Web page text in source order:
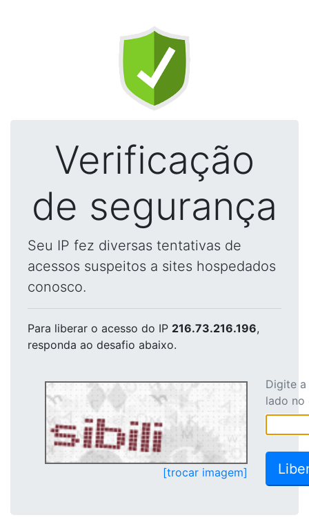
Verificação
de segurança
Seu IP fez diversas tentativas de
acessos suspeitos a sites hospedados
conosco.
Para liberar o acesso do IP 216.73.216.196,
responda ao desafio abaixo.
[trocar imagem]
Digite
lado no